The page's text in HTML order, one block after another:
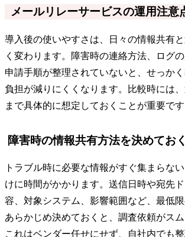
メールリレーサービスの運用注意
導入後の使いやすさは、日々の情報共有
く変わります。障害時の連絡方法、ログ
申請手順が整理されていないと、せっか
負担が減りにくくなります。比較時には
まで具体的に想定しておくことが重要です
障害時の情報共有方法を決めておく
トラブル時に必要な情報がすぐ集まらな
けに時間がかかります。送信日時や宛先
容、対象システム、影響範囲など、最低
あらかじめ決めておくと、調査依頼がスム
これはベンダー任せにせず、自社内でも